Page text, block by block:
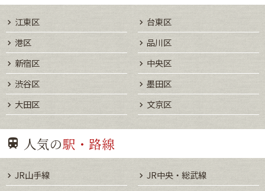
江東区
台東区
港区
品川区
新宿区
中央区
渋谷区
墨田区
大田区
文京区
人気の駅・路線
JR山手線
JR中央・総武線